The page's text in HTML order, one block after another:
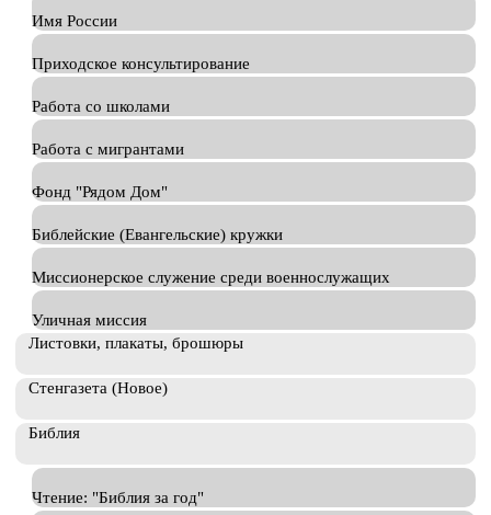
Имя России
Приходское консультирование
Работа со школами
Работа с мигрантами
Фонд "Рядом Дом"
Библейские (Евангельские) кружки
Миссионерское служение среди военнослужащих
Уличная миссия
Листовки, плакаты, брошюры
Стенгазета (Новое)
Библия
Чтение: "Библия за год"